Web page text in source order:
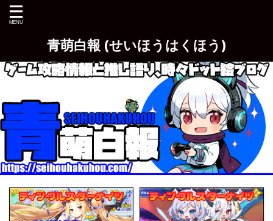
青萌白報 (せいほうはくほう)